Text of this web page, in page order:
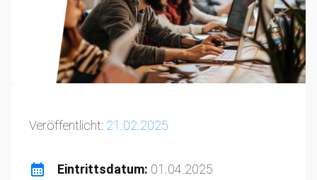
Veröffentlicht: 21.02.2025
Eintrittsdatum: 01.04.2025